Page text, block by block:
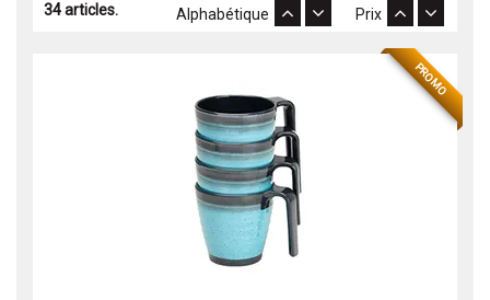
34 articles. Prix
Alphabétique
PROMO